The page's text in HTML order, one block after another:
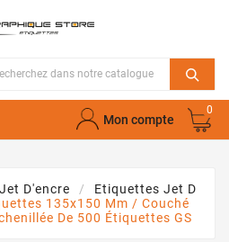
Mon compte
0
D'encre
Etiquettes Jet D
135x150 Mm / Couché
De 500 Étiquettes GS